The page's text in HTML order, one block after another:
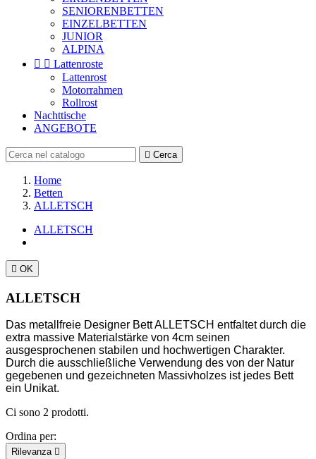
SENIORENBETTEN
EINZELBETTEN
JUNIOR
ALPINA
  Lattenroste
Lattenrost
Motorrahmen
Rollrost
Nachttische
ANGEBOTE
 Cerca
Home
Betten
ALLETSCH
ALLETSCH
 OK
ALLETSCH
Das metallfreie Designer Bett ALLETSCH entfaltet durch die
extra massive Materialstärke von 4cm seinen
ausgesprochenen stabilen und hochwertigen Charakter.
Durch die ausschließliche Verwendung des von der Natur
gegebenen und gezeichneten Massivholzes ist jedes Bett
ein Unikat.
Ci sono 2 prodotti.
Ordina per:
Rilevanza 